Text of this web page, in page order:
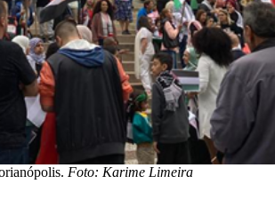
Foto: Karime Limeira